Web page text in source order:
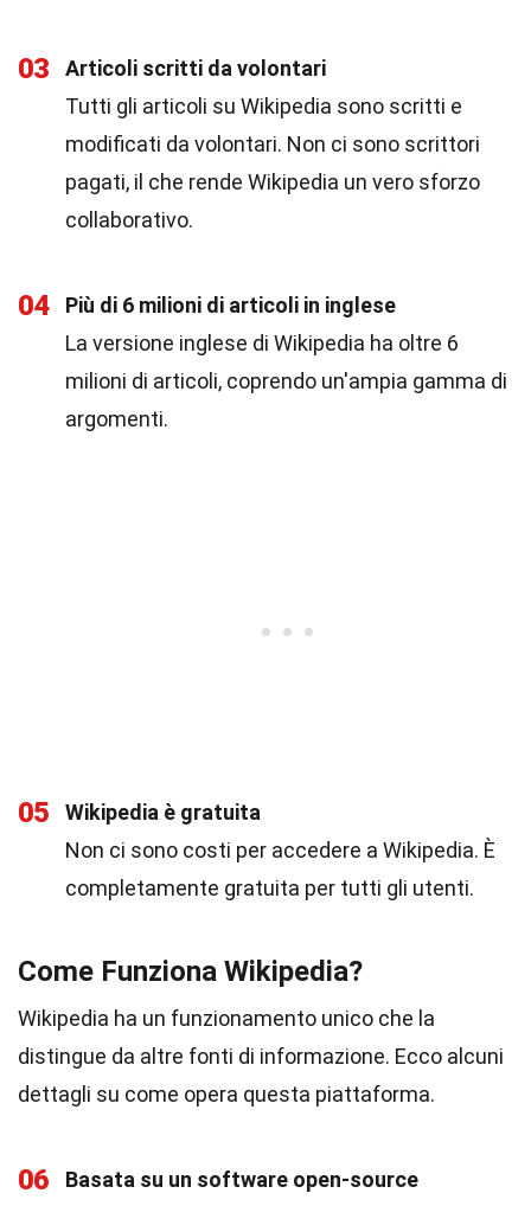
03
Articoli scritti da volontari
Tutti gli articoli su Wikipedia sono scritti e
modificati da volontari. Non ci sono scrittori
pagati, il che rende Wikipedia un vero sforzo
collaborativo.
04
Più di 6 milioni di articoli in inglese
La versione inglese di Wikipedia ha oltre 6
milioni di articoli, coprendo un'ampia gamma di
argomenti.
05
Wikipedia è gratuita
Non ci sono costi per accedere a Wikipedia. È
completamente gratuita per tutti gli utenti.
Come Funziona Wikipedia?
Wikipedia ha un funzionamento unico che la
distingue da altre fonti di informazione. Ecco alcuni
dettagli su come opera questa piattaforma.
06
Basata su un software open-source